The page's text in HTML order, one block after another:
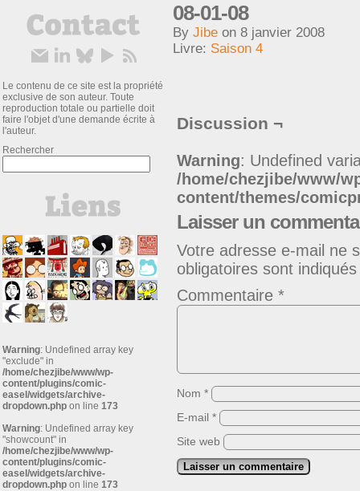
Le contenu de ce site est la propriété
exclusive de son auteur. Toute
reproduction totale ou partielle doit
faire l'objet d'une demande écrite à
l'auteur.
Rechercher
Warning: Undefined array key
"exclude" in
/home/chezjibe/www/wp-
content/plugins/comic-
easel/widgets/archive-
dropdown.php on line 173
Warning: Undefined array key
"showcount" in
/home/chezjibe/www/wp-
content/plugins/comic-
easel/widgets/archive-
dropdown.php on line 173
08-01-08
By Jibe on 8 janvier 2008
Livre: Saison 4
Discussion ¬
Warning: Undefined
/home/chezjibe/www/
content/themes/
Laisser un
Votre adresse e-mail ne
obligatoires sont
Commentaire *
Nom *
E-mail *
Site web